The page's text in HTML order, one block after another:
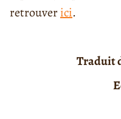
retrouverici.
Traduit